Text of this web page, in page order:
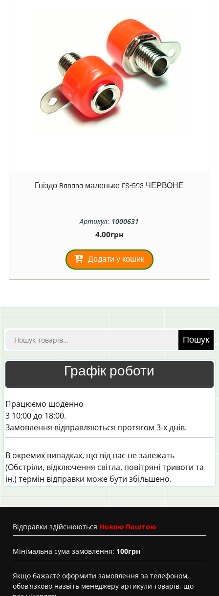
Гніздо Banana маленьке FS-593 ЧЕРВОНЕ
Артикул: 1000631
4.00грн
Додати у кошик
Шукати: Пошук
Графік роботи
Працюємо щоденно
3 10:00 до 18:00.
Замовлення відправляються протягом 3-х днів.
В окремих випадках, що від нас не залежать
(Обстріли, відключення світла, повітряні тривоги та
ін.) термін відправки може бути збільшено.
Вiдправки здійснюються Новою Поштою
Мінімальна сума замовлення: 100грн
Якщо бажаєте оформити замовлення за телефоном,
обов'язково назвіть менеджеру артикули товарів, що